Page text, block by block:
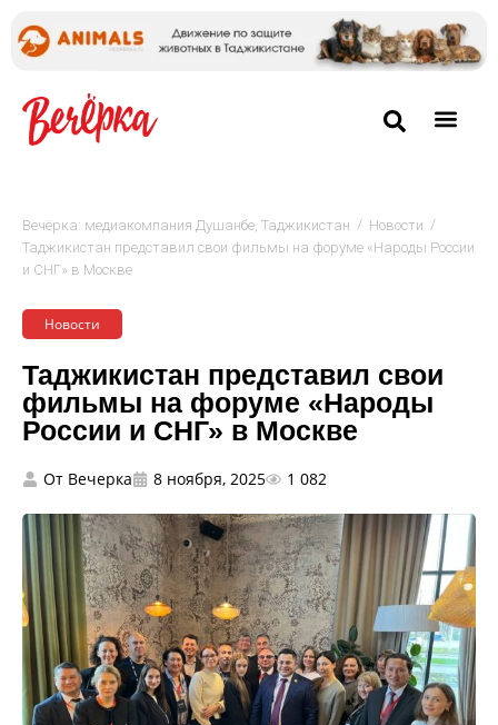
Вечёрка: медиакомпания Душанбе, Таджикистан / Новости /
Таджикистан представил свои фильмы на форуме «Народы России
и СНГ» в Москве
Новости
Таджикистан представил свои
фильмы на форуме «Народы
России и СНГ» в Москве
От Вечерка 8 ноября, 2025 1 082